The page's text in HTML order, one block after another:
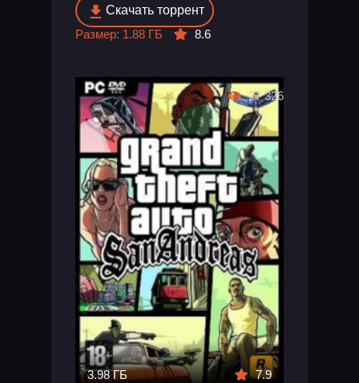
Скачать торрент
Размер: 1.88 ГБ
8.6
3.98 ГБ 7.9
27 326